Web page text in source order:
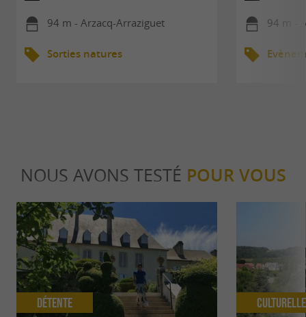
94 m - Arzacq-Arraziguet
Sorties natures
94 m -
NOUS AVONS TESTÉ POUR VOUS
Détente Culturelle